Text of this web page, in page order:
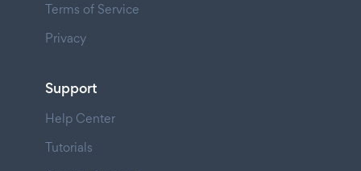
Terms of Service
Privacy
Support
Help Center
Tutorials